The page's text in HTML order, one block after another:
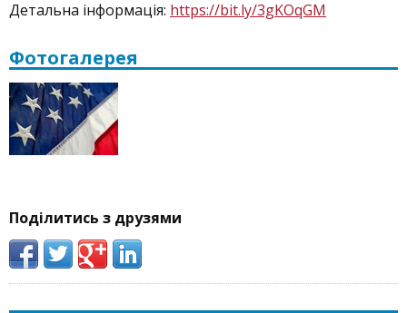
Детальна інформація: https://bit.ly/3gKOqGM
Фотогалерея
Поділитись з друзями